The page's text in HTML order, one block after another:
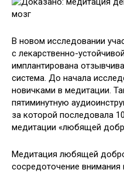
В новом исследовании
с лекарственно-
имплантирована
система. До начала
новичками в медитации.
пятиминутную
за которой последовала
медитации «любящей
Медитация любящей
сосредоточение